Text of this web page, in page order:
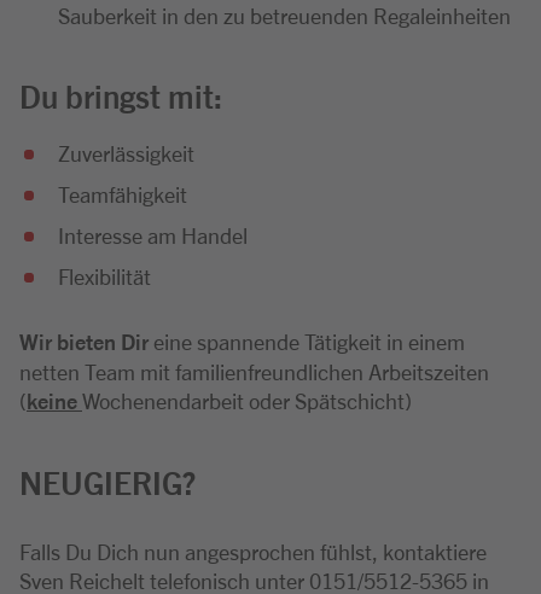
Sauberkeit in den zu betreuenden Regaleinheiten
Du bringst mit:
Zuverlässigkeit
Teamfähigkeit
Interesse am Handel
Flexibilität
Wir bieten Dir eine spannende Tätigkeit in einem
netten Team mit familienfreundlichen Arbeitszeiten
(keineWochenendarbeit oder Spätschicht)
NEUGIERIG?
Falls Du Dich nun angesprochen fühlst, kontaktiere
Sven Reichelt telefonisch unter 0151/5512-5365 in